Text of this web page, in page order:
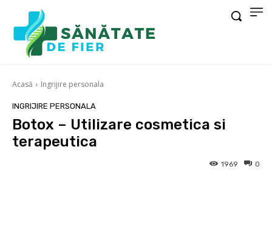
Acasă Ingrijire personala
INGRIJIRE PERSONALA
Botox – Utilizare cosmetica si
terapeutica
0
1969